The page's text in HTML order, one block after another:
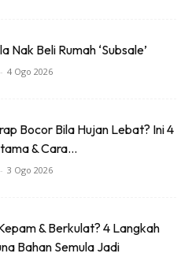
Nak Beli Rumah ‘Subsale’
- 4 Ogo 2026
Bocor Bila Hujan Lebat? Ini 4
& Cara...
- 3 Ogo 2026
& Berkulat? 4 Langkah
Bahan Semula Jadi